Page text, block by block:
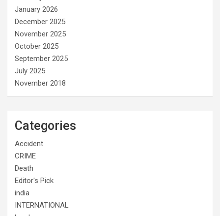
January 2026
December 2025
November 2025
October 2025
September 2025
July 2025
November 2018
Categories
Accident
CRIME
Death
Editor's Pick
india
INTERNATIONAL